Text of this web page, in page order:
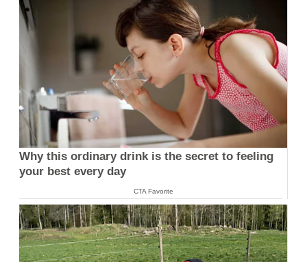
Why this ordinary drink is the secret to feeling
your best every day
CTA Favorite